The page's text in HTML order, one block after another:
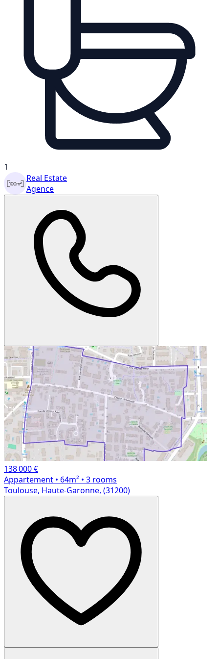
1
Real Estate
Agence
138 000 €
Appartement • 64m² • 3 rooms
Toulouse, Haute-Garonne, (31200)